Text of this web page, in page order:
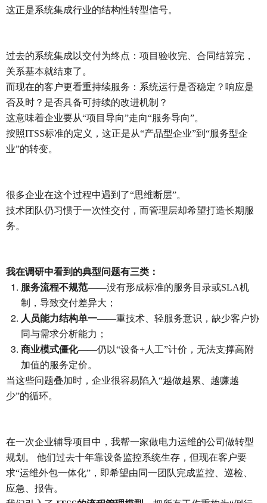
这正是系统集成行业的结构性转型信号。
过去的系统集成以交付为终点：项目验收完、合同结算完，
关系基本就结束了。
而现在的客户更看重持续服务：系统运行是否稳定？响应是
否及时？是否具备可持续的改进机制？
这意味着企业要从“项目导向”走向“服务导向”。
按照ITSS标准的定义，这正是从“产品型企业”到“服务型企
业”的转变。
很多企业在这个过程中遇到了“思维断层”。
技术团队仍习惯于一次性交付，而管理层却希望打造长期服
务。
我在调研中看到的典型问题有三类：
服务流程不规范——没有形成标准的服务目录或SLA机
制，导致交付差异大；
人员能力结构单一——重技术、轻服务意识，缺少客户协
同与需求分析能力；
商业模式僵化——仍以“设备+人工”计价，无法支撑高附
加值的服务定价。
当这些问题叠加时，企业很容易陷入“越做越累、越赚越
少”的循环。
在一次企业辅导项目中，我帮一家做电力运维的公司做转型
规划。 他们过去十年靠设备监控系统生存，但现在客户要
求“运维外包一体化”，即希望由同一团队完成监控、巡检、
应急、报告。